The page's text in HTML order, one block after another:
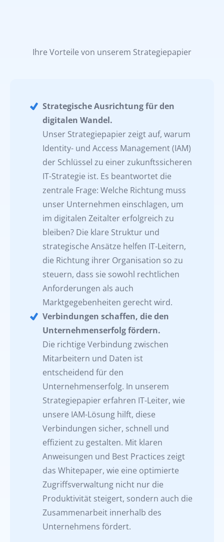
Ihre Vorteile von unserem Strategiepapier
Strategische Ausrichtung für den
digitalen Wandel.
Unser Strategiepapier zeigt auf, warum
Identity- und Access Management (IAM)
der Schlüssel zu einer zukunftssicheren
IT-Strategie ist. Es beantwortet die
zentrale Frage: Welche Richtung muss
unser Unternehmen einschlagen, um
im digitalen Zeitalter erfolgreich zu
bleiben? Die klare Struktur und
strategische Ansätze helfen IT-Leitern,
die Richtung ihrer Organisation so zu
steuern, dass sie sowohl rechtlichen
Anforderungen als auch
Marktgegebenheiten gerecht wird.
Verbindungen schaffen, die den
Unternehmenserfolg fördern.
Die richtige Verbindung zwischen
Mitarbeitern und Daten ist
entscheidend für den
Unternehmenserfolg. In unserem
Strategiepapier erfahren IT-Leiter, wie
unsere IAM-Lösung hilft, diese
Verbindungen sicher, schnell und
effizient zu gestalten. Mit klaren
Anweisungen und Best Practices zeigt
das Whitepaper, wie eine optimierte
Zugriffsverwaltung nicht nur die
Produktivität steigert, sondern auch die
Zusammenarbeit innerhalb des
Unternehmens fördert.